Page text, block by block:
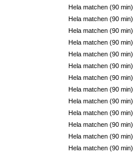
Hela matchen (90 min)
Hela matchen (90 min)
Hela matchen (90 min)
Hela matchen (90 min)
Hela matchen (90 min)
Hela matchen (90 min)
Hela matchen (90 min)
Hela matchen (90 min)
Hela matchen (90 min)
Hela matchen (90 min)
Hela matchen (90 min)
Hela matchen (90 min)
Hela matchen (90 min)